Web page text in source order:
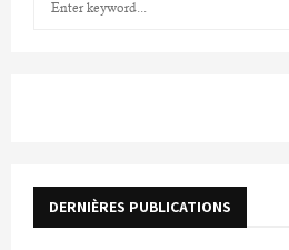
r
DERNIÈRES PUBLICATIONS